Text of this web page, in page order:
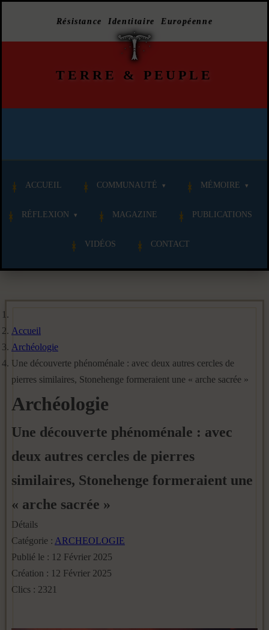
Résistance Identitaire Européenne
TERRE & PEUPLE
ACCUEIL COMMUNAUTÉ MÉMOIRE
RÉFLEXION MAGAZINE PUBLICATIONS
VIDÉOS CONTACT
Accueil
Archéologie
Une découverte phénoménale : avec deux autres cercles de
pierres similaires, Stonehenge formeraient une « arche sacrée »
Archéologie
Une découverte phénoménale : avec
deux autres cercles de pierres
similaires, Stonehenge formeraient une
« arche sacrée »
Détails
Catégorie : ARCHEOLOGIE
Publié le : 12 Février 2025
Création : 12 Février 2025
Clics : 2321